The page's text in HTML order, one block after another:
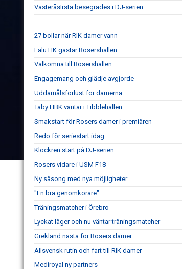
VästeråsIrsta besegrades i DJ-serien
27 bollar när RIK damer vann
Falu HK gästar Rosershallen
Välkomna till Rosershallen
Engagemang och glädje avgjorde
Uddamålsförlust för damerna
Täby HBK väntar i Tibblehallen
Smakstart för Rosers damer i premiären
Redo för seriestart idag
Klockren start på DJ-serien
Rosers vidare i USM F18
Ny säsong med nya möjligheter
"En bra genomkörare"
Träningsmatcher i Örebro
Lyckat läger och nu väntar träningsmatcher
Grekland nästa för Rosers damer
Allsvensk rutin och fart till RIK damer
Mediroyal ny partners